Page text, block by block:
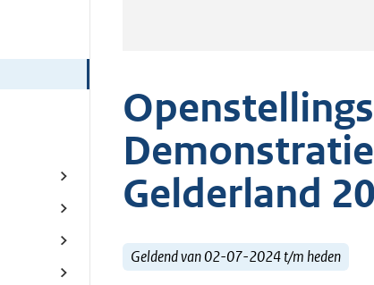
Gelderland
Geldend van 02-07-2024 t/m heden